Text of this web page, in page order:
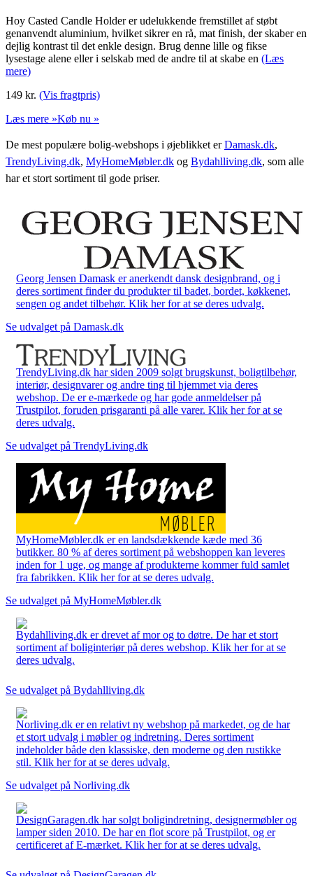
Hoy Casted Candle Holder er udelukkende fremstillet af støbt
genanvendt aluminium, hvilket sikrer en rå, mat finish, der skaber en
dejlig kontrast til det enkle design. Brug denne lille og fikse
lysestage alene eller i selskab med de andre til at skabe en (Læs
mere)
149 kr. (Vis fragtpris)
Læs mere »Køb nu »
De mest populære bolig-webshops i øjeblikket erDamask.dk,
TrendyLiving.dk, MyHomeMøbler.dk og Bydahlliving.dk, som alle
har et stort sortiment til gode priser.
Georg Jensen Damask er anerkendt dansk designbrand, og i
deres sortiment finder du produkter til badet, bordet, køkkenet,
sengen og andet tilbehør. Klik her for at se deres udvalg.
Se udvalget på Damask.dk
TrendyLiving.dk har siden 2009 solgt brugskunst, boligtilbehør,
interiør, designvarer og andre ting til hjemmet via deres
webshop. De er e-mærkede og har gode anmeldelser på
Trustpilot, foruden prisgaranti på alle varer. Klik her for at se
deres udvalg.
Se udvalget på TrendyLiving.dk
MyHomeMøbler.dk er en landsdækkende kæde med 36
butikker. 80 % af deres sortiment på webshoppen kan leveres
inden for 1 uge, og mange af produkterne kommer fuld samlet
fra fabrikken. Klik her for at se deres udvalg.
Se udvalget på MyHomeMøbler.dk
Bydahlliving.dk er drevet af mor og to døtre. De har et stort
sortiment af boliginteriør på deres webshop. Klik her for at se
deres udvalg.
Se udvalget på Bydahlliving.dk
Norliving.dk er en relativt ny webshop på markedet, og de har
et stort udvalg i møbler og indretning. Deres sortiment
indeholder både den klassiske, den moderne og den rustikke
stil. Klik her for at se deres udvalg.
Se udvalget på Norliving.dk
DesignGaragen.dk har solgt boligindretning, designermøbler og
lamper siden 2010. De har en flot score på Trustpilot, og er
certificeret af E-mærket. Klik her for at se deres udvalg.